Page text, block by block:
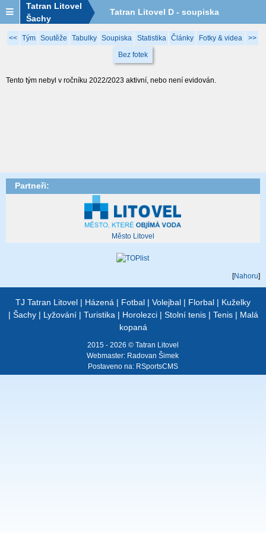
Tatran Litovel
Šachy
Tatran Litovel D - soupiska
2022/2023
<< Tým Soutěže Tabulky Soupiska Statistika Články Fotky & videa
>>
Bez fotek
Tento tým nebyl v ročníku 2022/2023 aktivní, nebo není evidován.
Partneři:
Město Litovel
[Nahoru]
TJ Tatran Litovel | Házená | Fotbal | Volejbal | Florbal | Kuželky
| Šachy| Lyžování| Turistika | Horolezci| Stolní tenis| Tenis| Malá
kopaná
2015 - 2026 © Tatran Litovel
Webmaster: Radovan Šimek
Postaveno na: RSportsCMS